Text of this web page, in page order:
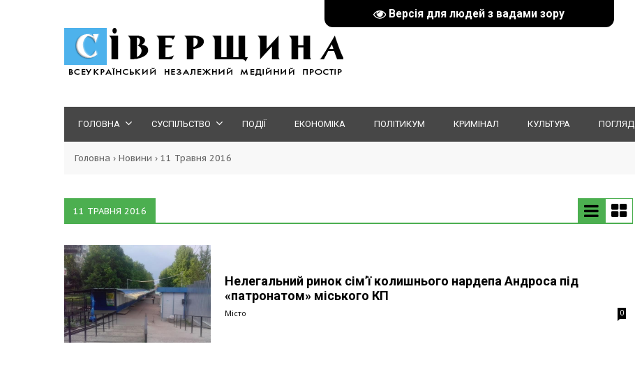
Версія для людей з вадами зору
ГОЛОВНА СУСПІЛЬСТВО ПОДІЇ ЕКОНОМІКА ПОЛІТИКУМ КРИМІНАЛ КУЛЬТУРА ПОГЛЯД
Головна › Новини › 11 Травня 2016
11 ТРАВНЯ 2016
Нелегальний ринок сім’ї колишнього нардепа Андроса під
«патронатом» міського КП
Місто 0